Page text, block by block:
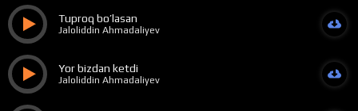
Tuproq bo’lasan
Jaloliddin Ahmadaliyev
Yor bizdan ketdi
Jaloliddin Ahmadaliyev